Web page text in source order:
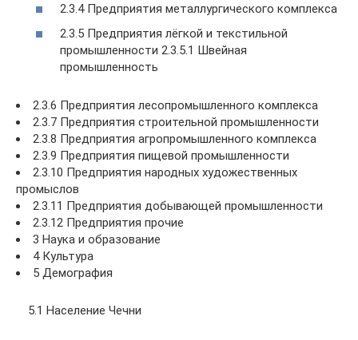
2.3.4 Предприятия металлургического комплекса
2.3.5 Предприятия лёгкой и текстильной
промышленности 2.3.5.1 Швейная
промышленность
2.3.6 Предприятия лесопромышленного комплекса
2.3.7 Предприятия строительной промышленности
2.3.8 Предприятия агропромышленного комплекса
2.3.9 Предприятия пищевой промышленности
2.3.10 Предприятия народных художественных
промыслов
2.3.11 Предприятия добывающей промышленности
2.3.12 Предприятия прочие
3 Наука и образование
4 Культура
5 Демография
5.1 Население Чечни